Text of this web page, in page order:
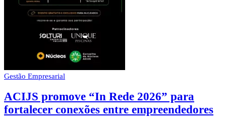
Gestão Empresarial
ACIJS promove “In Rede 2026” para
fortalecer conexões entre empreendedores